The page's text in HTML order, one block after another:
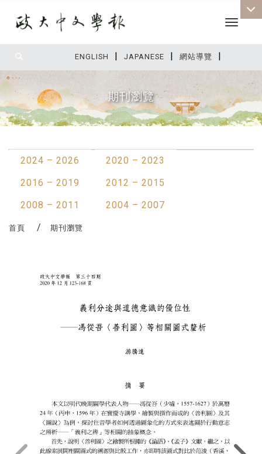
ENGLISH | JAPANESE | 網站導覽 |
Toggle
期刊瀏覽
2024 – 2026
2020 – 2023
2016 – 2019
2012 – 2015
2008 – 2011
2004 – 2007
首頁 期刊瀏覽